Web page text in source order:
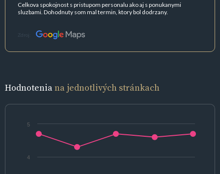
Celkova spokojnost s pristupom personalu ako aj s ponukanymi
sluzbami. Dohodnuty som mal termin, ktory bol dodrzany.
Zdroj:
Hodnoteniana jednotlivých stránkach
4
5